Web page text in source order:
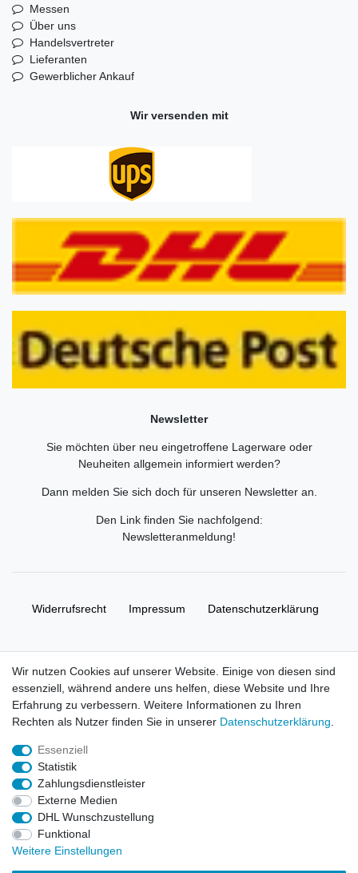
Messen
Über uns
Handelsvertreter
Lieferanten
Gewerblicher Ankauf
Wir versenden mit
Newsletter
Sie möchten über neu eingetroffene Lagerware oder
Neuheiten allgemein informiert werden?
Dann melden Sie sich doch für unseren Newsletter an.
Den Link finden Sie nachfolgend:
Newsletteranmeldung!
Widerrufs­recht Impressum Daten­schutz­erklärung
© Copyright 2026 | Alle Rechte vorbehalten. HL-
Handelsgesellschaft mbH.
Alle Markennamen, Warenzeichen sowie sämtliche Produktbilder
und Beschreibungen sind Eigentum Ihrer rechtmäßigen
Eigentümer und dienen hier nur der Beschreibung.
Preise nur für registrierte Händler, ansonsten zeigt der Shop 0,00
€
Wir nutzen Cookies auf unserer Website. Einige von diesen sind
essenziell, während andere uns helfen, diese Website und Ihre
Erfahrung zu verbessern. Weitere Informationen zu Ihren
Rechten als Nutzer finden Sie in unserer Daten­schutz­erklärung
Essenziell
Statistik
Zahlungsdienstleister
Externe Medien
DHL Wunschzustellung
Funktional
Weitere Einstellungen